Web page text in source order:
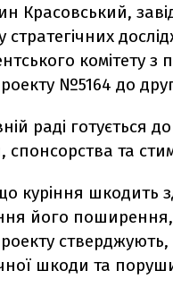
Красовський,
стратегічних
комітету з
№5164 до
раді готується
спонсорства та
куріння шкодить
його поширення,
шкоди та